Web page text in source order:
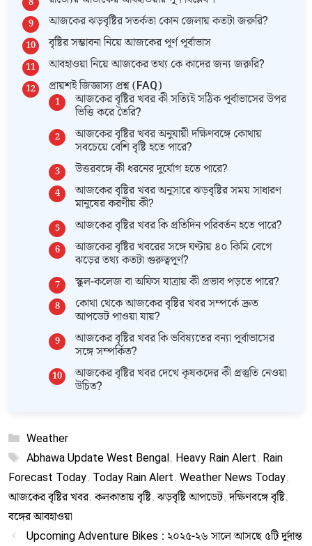
আজকের ঝড়বৃষ্টির সতর্কতা কোন জেলায় কতটা জরুরি?
বৃষ্টির সম্ভাবনা নিয়ে আজকের পূর্ণ পূর্বাভাস
আবহাওয়া নিয়ে আজকের তথ্য কে কাদের জন্য জরুরি?
প্রায়শই জিজ্ঞাস্য প্রশ্ন (FAQ)
আজকের বৃষ্টির খবর কী সত্যিই সঠিক পূর্বাভাসের উপর
ভিত্তি করে তৈরি?
আজকের বৃষ্টির খবর অনুযায়ী দক্ষিণবঙ্গে কোথায়
সবচেয়ে বেশি বৃষ্টি হতে পারে?
উত্তরবঙ্গে কী ধরনের দুর্যোগ হতে পারে?
আজকের বৃষ্টির খবর অনুসারে ঝড়বৃষ্টির সময় সাধারণ
মানুষের করণীয় কী?
আজকের বৃষ্টির খবর কি প্রতিদিন পরিবর্তন হতে পারে?
আজকের বৃষ্টির খবরের সঙ্গে ঘণ্টায় ৪০ কিমি বেগে
ঝড়ের তথ্য কতটা গুরুত্বপূর্ণ?
স্কুল-কলেজ বা অফিস যাত্রায় কী প্রভাব পড়তে পারে?
কোথা থেকে আজকের বৃষ্টির খবর সম্পর্কে দ্রুত
আপডেট পাওয়া যায়?
আজকের বৃষ্টির খবর কি ভবিষ্যতের বন্যা পূর্বাভাসের
সঙ্গে সম্পর্কিত?
আজকের বৃষ্টির খবর দেখে কৃষকদের কী প্রস্তুতি নেওয়া
উচিত?
Categories
Weather
Tags
Abhawa Update West Bengal, Heavy Rain Alert, Rain
Forecast Today, Today Rain Alert, Weather News Today,
আজকের বৃষ্টির খবর,কলকাতায় বৃষ্টি,ঝড়বৃষ্টি আপডেট,দক্ষিণবঙ্গে বৃষ্টি,
বঙ্গের আবহাওয়া
Upcoming Adventure Bikes : ২০২৫-২৬ সালে আসছে ৫টি দুর্দান্ত